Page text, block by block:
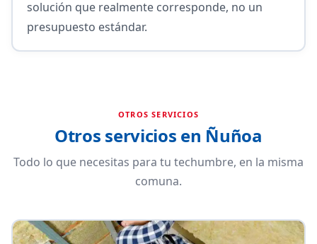
solución que realmente corresponde, no un
presupuesto estándar.
OTROS SERVICIOS
Otros servicios en Ñuñoa
Todo lo que necesitas para tu techumbre, en la misma
comuna.